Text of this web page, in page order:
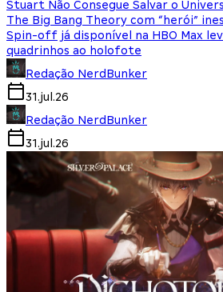
Stuart Não Consegue Salvar o
The Big Bang Theory com “herói”
Spin-off já disponível na HBO Max
quadrinhos ao holofote
Redação NerdBunker
31.jul.26
Redação NerdBunker
31.jul.26